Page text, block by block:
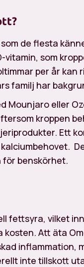
de flesta
som
per år
familj har
Mounjaro eller
kroppen
Ett
för benskörhet.
fettsyra, vilket
Att äta
inflammation,
inte tillskott